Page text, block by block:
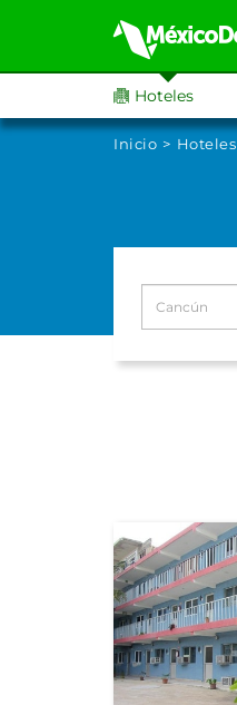
Hoteles
Inicio Hoteles